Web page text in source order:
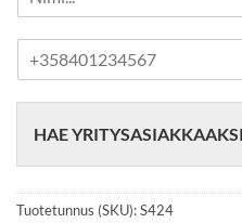
n
HAE YRITYSASIAKKAAKSI
Tuotetunnus (SKU):S424